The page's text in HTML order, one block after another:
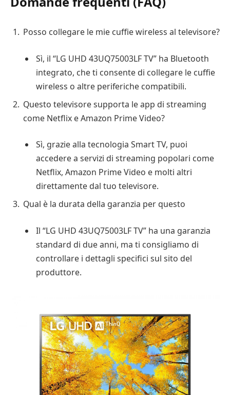
Posso collegare le mie cuffie wireless al televisore?
Sì, il “LG UHD 43UQ75003LF TV” ha Bluetooth
integrato, che ti consente di collegare le cuffie
wireless o altre periferiche compatibili.
Questo televisore supporta le app di streaming
come Netflix e Amazon Prime Video?
Sì, grazie alla tecnologia Smart TV, puoi
accedere a servizi di streaming popolari come
Netflix, Amazon Prime Video e molti altri
direttamente dal tuo televisore.
Qual è la durata della garanzia per questo
Il “LG UHD 43UQ75003LF TV” ha una garanzia
standard di due anni, ma ti consigliamo di
controllare i dettagli specifici sul sito del
produttore.